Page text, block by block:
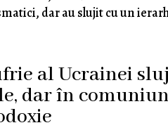
dar au slujit cu un
al Ucrainei
dar în